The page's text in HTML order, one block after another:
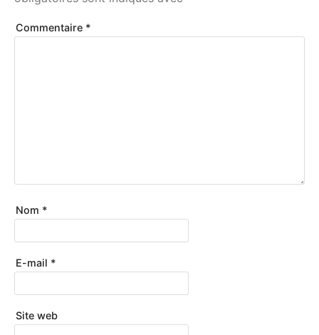
Commentaire *
Nom *
E-mail *
Site web